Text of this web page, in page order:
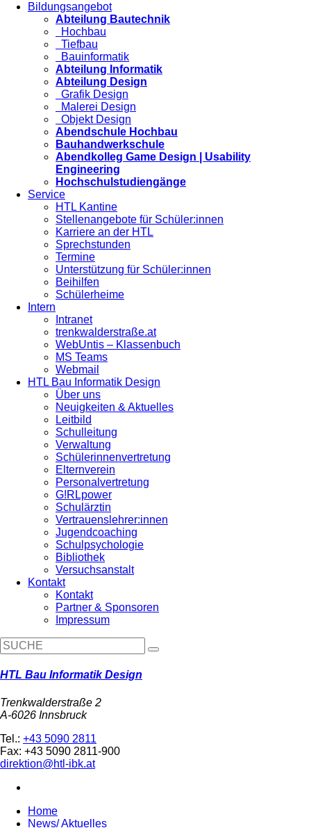
Bildungsangebot
Abteilung Bautechnik
Hochbau
Tiefbau
Bauinformatik
Abteilung Informatik
Abteilung Design
Grafik Design
Malerei Design
Objekt Design
Abendschule Hochbau
Bauhandwerkschule
Abendkolleg Game Design | Usability
Engineering
Hochschulstudiengänge
Service
HTL Kantine
Stellenangebote für Schüler:innen
Karriere an der HTL
Sprechstunden
Termine
Unterstützung für Schüler:innen
Beihilfen
Schülerheime
Intern
Intranet
trenkwalderstraße.at
WebUntis – Klassenbuch
MS Teams
Webmail
HTL Bau Informatik Design
Über uns
Neuigkeiten & Aktuelles
Leitbild
Schulleitung
Verwaltung
Schülerinnenvertretung
Elternverein
Personalvertretung
G!RLpower
Schulärztin
Vertrauenslehrer:innen
Jugendcoaching
Schulpsychologie
Bibliothek
Versuchsanstalt
Kontakt
Kontakt
Partner & Sponsoren
Impressum
HTL Bau Informatik Design
Trenkwalderstraße 2
A-6026 Innsbruck
Tel.: +43 5090 2811
Fax: +43 5090 2811-900
direktion@htl-ibk.at
Home
News/ Aktuelles